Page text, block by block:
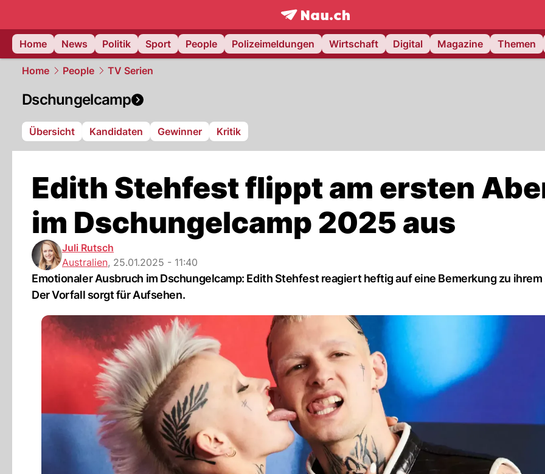
frontpage.NAU.ch
Home
News Politik Sport People Polizeimeldungen Wirtschaft Digital Magazine Themen
Home People TV Serien
Dschungelcamp
Übersicht Kandidaten Gewinner Kritik
Edith Stehfest flippt am ersten
im Dschungelcamp 2025 aus
Juli Rutsch
Australien, 25.01.2025 - 11:40
Emotionaler Ausbruch im Dschungelcamp: Edith Stehfest reagiert heftig auf eine Bemerkung zu ihrem
Der Vorfall sorgt für Aufsehen.